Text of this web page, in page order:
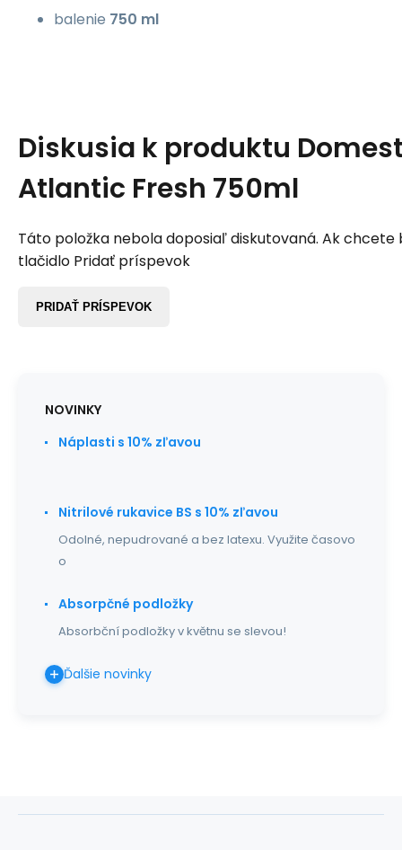
balenie 750 ml
Diskusia k produktu
Atlantic Fresh 750ml
Táto položka nebola doposiaľ diskutovaná. Ak chcete
tlačidlo Pridať príspevok
PRIDAŤ PRÍSPEVOK
NOVINKY
Náplasti s 10% zľavou
Nitrilové rukavice BS s 10% zľavou
Odolné, nepudrované a bez latexu. Využite časovo
o
Absorpčné podložky
Absorbční podložky v květnu se slevou!
Ďalšie novinky